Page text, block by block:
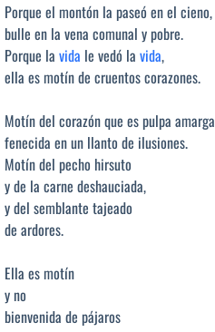
Porque el montón la paseó en el cieno,
bulle en la vena comunal y pobre.
Porque la vida le vedó la vida,
ella es motín de cruentos corazones.
Motín del corazón que es pulpa amarga
fenecida en un llanto de ilusiones.
Motín del pecho hirsuto
y de la carne deshauciada,
y del semblante tajeado
de ardores.
Ella es motín
y no
bienvenida de pájaros